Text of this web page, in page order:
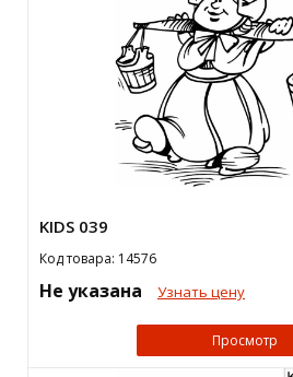
KIDS 039
Код товара: 14576
Не указана Узнать цену
Просмотр